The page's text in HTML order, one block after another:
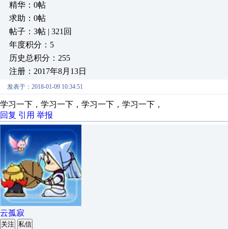
精华：0帖
求助：0帖
帖子：3帖 | 321回
年度积分：5
历史总积分：255
注册：2017年8月13日
发表于：2018-01-09 10:34:51
学习一下，学习一下，学习一下，学习一下，
回复 引用 举报
云孤寂
关注 私信